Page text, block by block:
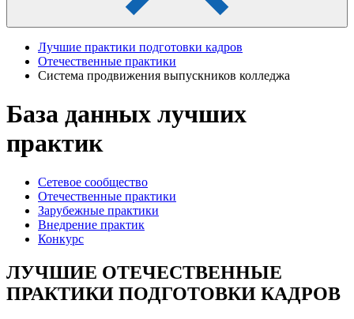
Лучшие практики подготовки кадров
Отечественные практики
Система продвижения выпускников колледжа
База данных лучших
практик
Сетевое сообщество
Отечественные практики
Зарубежные практики
Внедрение практик
Конкурс
ЛУЧШИЕ ОТЕЧЕСТВЕННЫЕ
ПРАКТИКИ ПОДГОТОВКИ КАДРОВ